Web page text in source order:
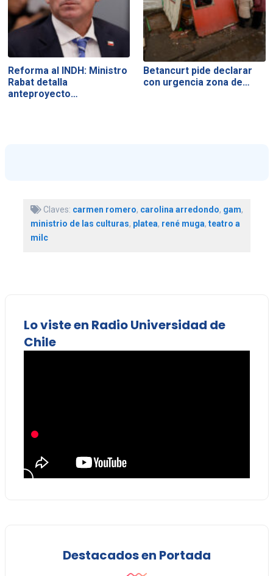
Reforma al INDH: Ministro
Rabat detalla
anteproyecto…
Betancurt pide declarar
con urgencia zona de…
Claves: carmen romero, carolina arredondo, gam,
ministrio de las culturas, platea, rené muga, teatro a
milc
Lo viste en Radio Universidad de
Chile
Destacados en Portada